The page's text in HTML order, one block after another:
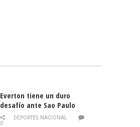
Everton tiene un duro
desafío ante Sao Paulo
DEPORTES, NACIONAL
0